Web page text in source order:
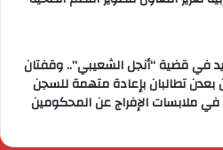
في قضية “أنجل الشعيبي”.. وقفتان
بعدن تطالبان بإعادة متهمة للسجن
ملابسات الإفراج عن المحكومين